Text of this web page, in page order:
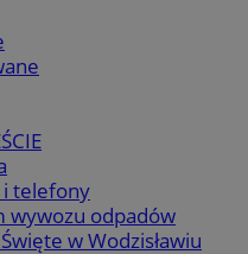
i telefony
wywozu odpadów
w Wodzisławiu